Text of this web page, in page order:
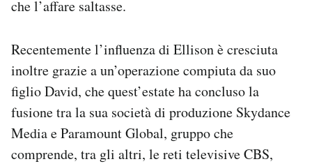
che l’affare saltasse.
Recentemente l’influenza di Ellison è cresciuta
inoltre grazie a un’operazione compiuta da suo
figlio David, che quest’estate ha concluso la
fusione tra la sua società di produzione Skydance
Media e Paramount Global, gruppo che
comprende, tra gli altri, le reti televisive CBS,